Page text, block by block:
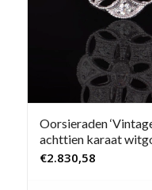
Oorsieraden
achttien karaat
€2.830,58